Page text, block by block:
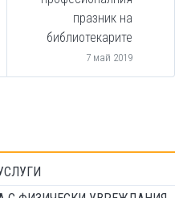
празник на
библиотекарите
7 май 2019